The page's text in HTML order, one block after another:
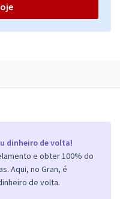
dinheiro de volta!
e obter 100% do
Aqui, no Gran, é
de volta.